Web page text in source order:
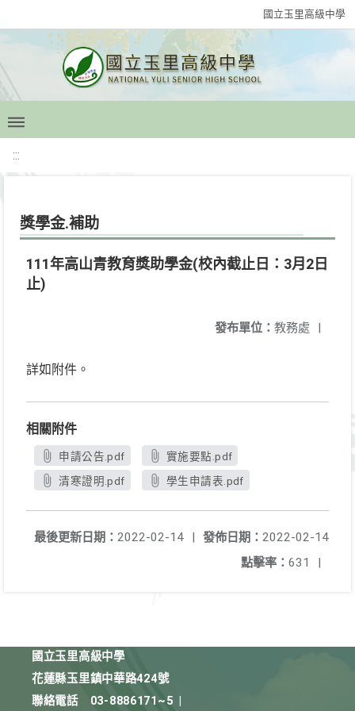
國立玉里高級中學
:::
獎學金.補助
111年高山青教育獎助學金(校內截止日：3月2日
止)
發布單位： 教務處 |
詳如附件。
相關附件
申請公告.pdf
實施要點.pdf
清寒證明.pdf
學生申請表.pdf
發佈日期： 2022-02-14
最後更新日期： 2022-02-14
|
點擊率： 631 |
國立玉里高級中學
花蓮縣玉里鎮中華路424號
聯絡電話
03-8886171~5